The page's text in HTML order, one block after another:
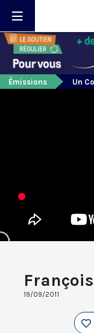
Émissions Un
19/09/2011